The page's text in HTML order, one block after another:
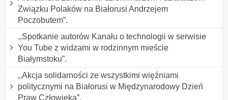
Związku Polaków na Białorusi Andrzejem
Poczobutem”.
,,Spotkanie autorów Kanału o technologii w serwisie
You Tube z widzami w rodzinnym mieście
Białymstoku”.
,,Akcja solidarności ze wszystkimi więźniami
politycznymi na Białorusi w Międzynarodowy Dzień
Praw Człowieka”.